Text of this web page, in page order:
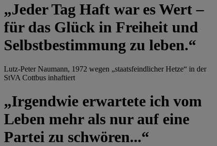
„Jeder Tag Haft war es Wert –
für das Glück in Freiheit und
Selbstbestimmung zu leben.“
Lutz-Peter Naumann, 1972 wegen „staatsfeindlicher Hetze“ in der
StVA Cottbus inhaftiert
„Irgendwie erwartete ich vom
Leben mehr als nur auf eine
Partei zu schwören...“